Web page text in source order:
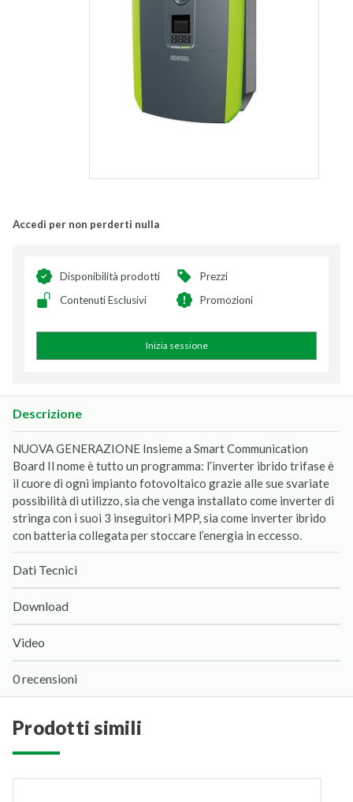
Accedi per non perderti nulla
Disponibilità prodotti
Prezzi
Contenuti Esclusivi
Promozioni
Inizia sessione
Descrizione
NUOVA GENERAZIONE Insieme a Smart Communication
Board Il nome è tutto un programma: l’inverter ibrido trifase è
il cuore di ogni impianto fotovoltaico grazie alle sue svariate
possibilità di utilizzo, sia che venga installato come inverter di
stringa con i suoi 3 inseguitori MPP, sia come inverter ibrido
con batteria collegata per stoccare l’energia in eccesso.
Dati Tecnici
Download
Video
0 recensioni
prodotti simili